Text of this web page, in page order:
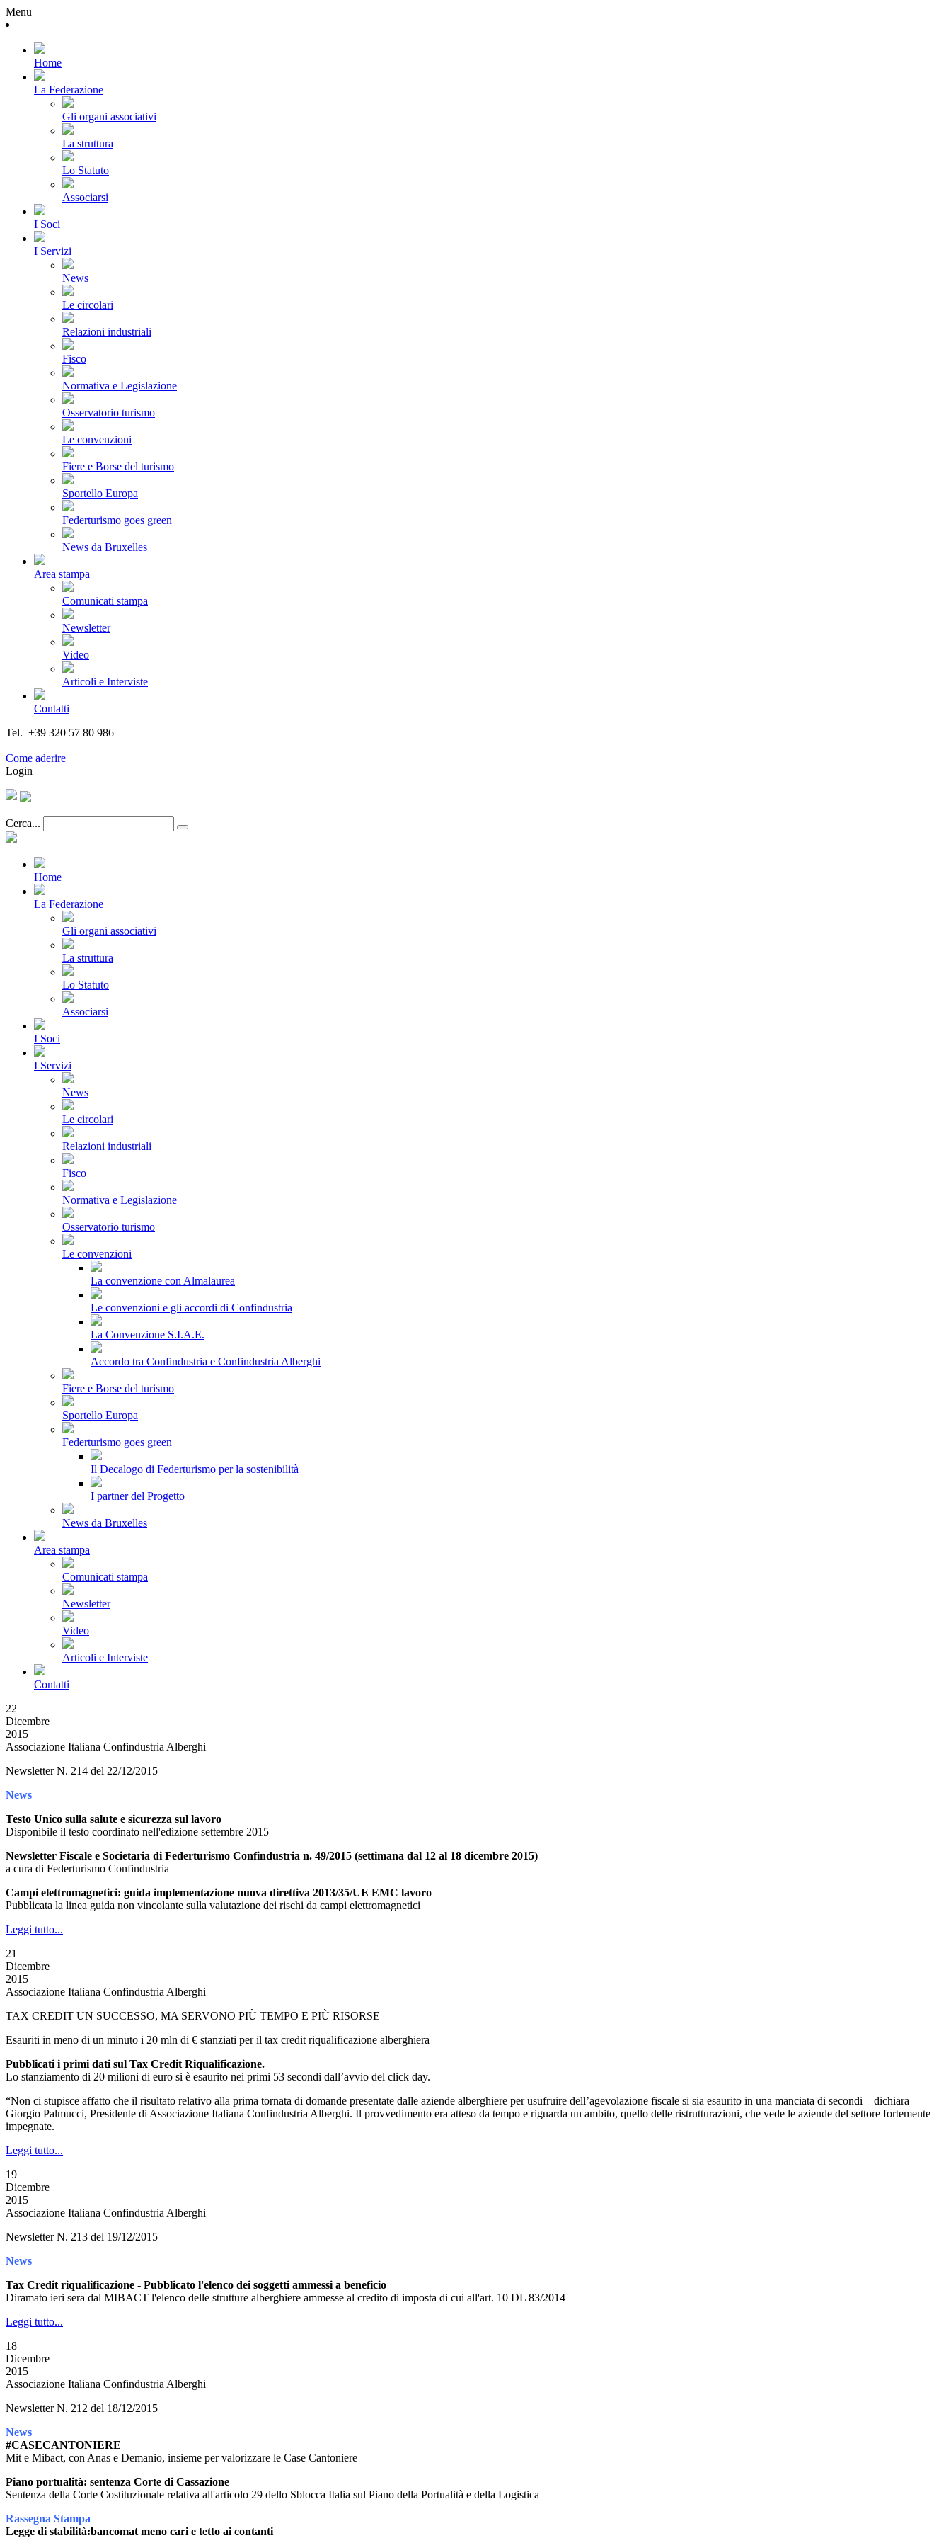
Menu
Home
La Federazione
Gli organi associativi
La struttura
Lo Statuto
Associarsi
I Soci
I Servizi
News
Le circolari
Relazioni industriali
Fisco
Normativa e Legislazione
Osservatorio turismo
Le convenzioni
Fiere e Borse del turismo
Sportello Europa
Federturismo goes green
News da Bruxelles
Area stampa
Comunicati stampa
Newsletter
Video
Articoli e Interviste
Contatti
Tel. +39 320 57 80 986
Come aderire
Login
Cerca...
Home
La Federazione
Gli organi associativi
La struttura
Lo Statuto
Associarsi
I Soci
I Servizi
News
Le circolari
Relazioni industriali
Fisco
Normativa e Legislazione
Osservatorio turismo
Le convenzioni
La convenzione con Almalaurea
Le convenzioni e gli accordi di Confindustria
La Convenzione S.I.A.E.
Accordo tra Confindustria e Confindustria Alberghi
Fiere e Borse del turismo
Sportello Europa
Federturismo goes green
Il Decalogo di Federturismo per la sostenibilità
I partner del Progetto
News da Bruxelles
Area stampa
Comunicati stampa
Newsletter
Video
Articoli e Interviste
Contatti
22
Dicembre
2015
Associazione Italiana Confindustria Alberghi
Newsletter N. 214 del 22/12/2015
News
Testo Unico sulla salute e sicurezza sul lavoro
Disponibile il testo coordinato nell'edizione settembre 2015
Newsletter Fiscale e Societaria di Federturismo Confindustria n. 49/2015 (settimana dal 12 al 18 dicembre 2015)
a cura di Federturismo Confindustria
Campi elettromagnetici: guida implementazione nuova direttiva 2013/35/UE EMC lavoro
Pubblicata la linea guida non vincolante sulla valutazione dei rischi da campi elettromagnetici
Leggi tutto...
21
Dicembre
2015
Associazione Italiana Confindustria Alberghi
TAX CREDIT UN SUCCESSO, MA SERVONO PIÙ TEMPO E PIÙ RISORSE
Esauriti in meno di un minuto i 20 mln di € stanziati per il tax credit riqualificazione alberghiera
Pubblicati i primi dati sul Tax Credit Riqualificazione.
Lo stanziamento di 20 milioni di euro si è esaurito nei primi 53 secondi dall’avvio del click day.
“Non ci stupisce affatto che il risultato relativo alla prima tornata di domande presentate dalle aziende alberghiere per usufruire dell’agevolazione fiscale si sia esaurito in una manciata di secondi – dichiara
Giorgio Palmucci, Presidente di Associazione Italiana Confindustria Alberghi. Il provvedimento era atteso da tempo e riguarda un ambito, quello delle ristrutturazioni, che vede le aziende del settore fortemente
impegnate.
Leggi tutto...
19
Dicembre
2015
Associazione Italiana Confindustria Alberghi
Newsletter N. 213 del 19/12/2015
News
Tax Credit riqualificazione - Pubblicato l'elenco dei soggetti ammessi a beneficio
Diramato ieri sera dal MIBACT l'elenco delle strutture alberghiere ammesse al credito di imposta di cui all'art. 10 DL 83/2014
Leggi tutto...
18
Dicembre
2015
Associazione Italiana Confindustria Alberghi
Newsletter N. 212 del 18/12/2015
News
#CASECANTONIERE
Mit e Mibact, con Anas e Demanio, insieme per valorizzare le Case Cantoniere
Piano portualità: sentenza Corte di Cassazione
Sentenza della Corte Costituzionale relativa all'articolo 29 dello Sblocca Italia sul Piano della Portualità e della Logistica
Rassegna Stampa
Legge di stabilità:bancomat meno cari e tetto ai contanti